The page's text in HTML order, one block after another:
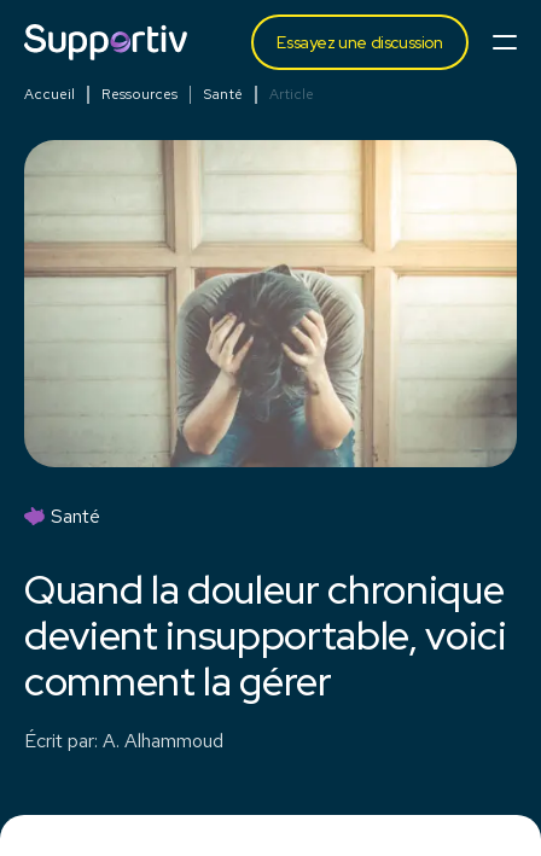
Essayez une discussion
Accueil Ressources Santé Article
Santé
Quand la douleur chronique
devient insupportable, voici
comment la gérer
Écrit par: A. Alhammoud